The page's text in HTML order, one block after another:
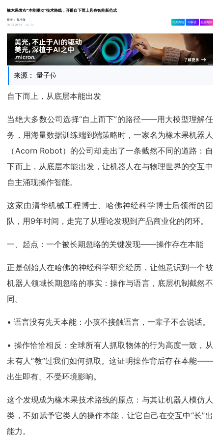
橡木果发布“本能驱动”技术路线，开辟自下而上具身智能新范式
作者：集小微
06-03 20:34
1.3w
相关舆情 AI解读 生成海报
来源： 量子位
自下而上，从底层本能出发
当绝大多数公司选择“自上而下”的路径——用大模型理解任
务，用海量数据训练端到端策略时，一家名为橡木果机器人
（Acorn Robot）的公司却走出了一条截然不同的道路：自
下而上，从底层本能出发，让机器人在与物理世界的交互中
自主涌现操作智能。
这家由清华机械工程博士、哈佛神经科学博士后领衔的团
队，用9年时间，走完了从理论发现到产品商业化的闭环。
一、起点：一个被长期忽略的关键发现——操作存在本能
正是创始人在哈佛的神经科学研究经历，让他意识到一个被
机器人领域长期忽略的事实：操作与语言，底层机制截然不
同。
• 语言没有先天本能：小孩不接触语言，一辈子不会说话。
• 操作恰恰相反：全球所有人抓取物体的行为高度一致，从
未有人“教”过我们如何抓取。这证明操作背后存在本能——
出生即有、不受环境影响。
这个发现成为橡木果技术路线的原点：与其让机器人模仿人
类，不如赋予它类人的操作本能，让它自己在交互中“长”出
能力。